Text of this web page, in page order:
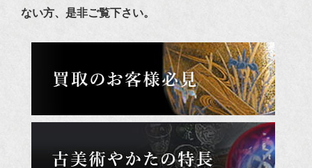
ない方、是非ご覧下さい。